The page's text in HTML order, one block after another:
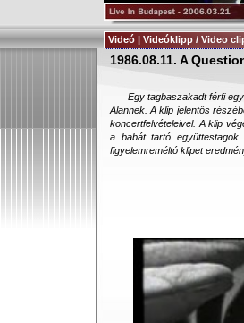
Videó | Videóklipp / Video
1986.08.11. A
Egy tagbaszakadt férfi
Alannek. A klip jelentős
koncertfelvételeivel. A klip
a babát tartó
figyelemreméltó klipet